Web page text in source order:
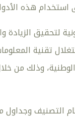
هذه
لتحقيق الزيادة
تقنية
وذلك من
بها (نظام